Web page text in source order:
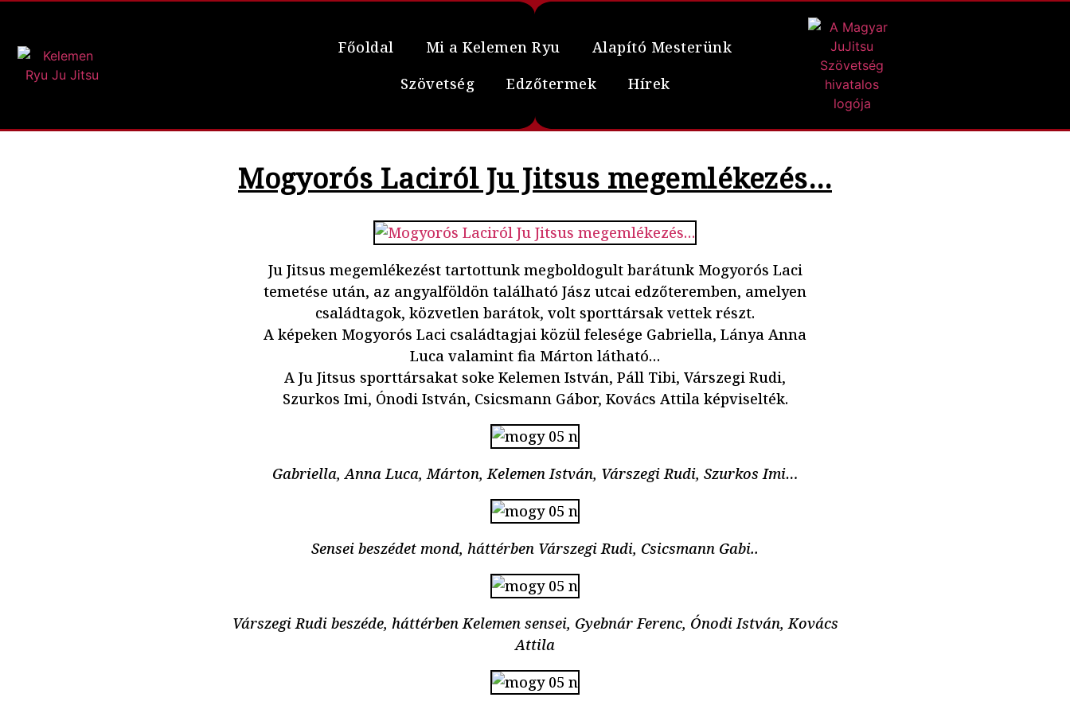
Főoldal Mi a Kelemen Ryu
Alapító Mesterünk
Szövetség
Edzőtermek Hírek
Mogyorós Laciról Ju Jitsus megemlékezés…
Ju Jitsus megemlékezést tartottunk megboldogult barátunk Mogyorós Laci
temetése után, az angyalföldön található Jász utcai edzőteremben, amelyen
családtagok, közvetlen barátok, volt sporttársak vettek részt.
A képeken Mogyorós Laci családtagjai közül felesége Gabriella, Lánya Anna
Luca valamint fia Márton látható…
A Ju Jitsus sporttársakat soke Kelemen István, Páll Tibi, Várszegi Rudi,
Szurkos Imi, Ónodi István, Csicsmann Gábor, Kovács Attila képviselték.
Gabriella, Anna Luca, Márton, Kelemen István, Várszegi Rudi, Szurkos Imi…
Sensei beszédet mond, háttérben Várszegi Rudi, Csicsmann Gabi..
Várszegi Rudi beszéde, háttérben Kelemen sensei, Gyebnár Ferenc, Ónodi István, Kovács
Attila